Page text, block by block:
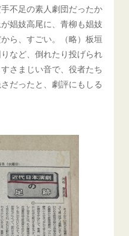
不足の素人劇団だったか
娼妓高尾に、青柳も娼妓
ら、すごい。（略）板垣
など、倒れたり投げられ
さまじい音で、役者たち
だったと、劇評にもしる